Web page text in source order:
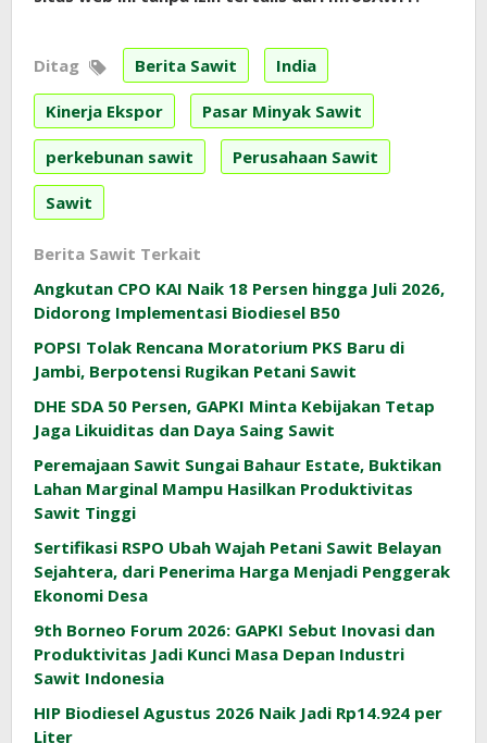
Ditag Berita Sawit India
Kinerja Ekspor Pasar Minyak Sawit
perkebunan sawit Perusahaan Sawit
Sawit
Berita Sawit Terkait
Angkutan CPO KAI Naik 18 Persen hingga Juli 2026,
Didorong Implementasi Biodiesel B50
POPSI Tolak Rencana Moratorium PKS Baru di
Jambi, Berpotensi Rugikan Petani Sawit
DHE SDA 50 Persen, GAPKI Minta Kebijakan Tetap
Jaga Likuiditas dan Daya Saing Sawit
Peremajaan Sawit Sungai Bahaur Estate, Buktikan
Lahan Marginal Mampu Hasilkan Produktivitas
Sawit Tinggi
Sertifikasi RSPO Ubah Wajah Petani Sawit Belayan
Sejahtera, dari Penerima Harga Menjadi Penggerak
Ekonomi Desa
9th Borneo Forum 2026: GAPKI Sebut Inovasi dan
Produktivitas Jadi Kunci Masa Depan Industri
Sawit Indonesia
HIP Biodiesel Agustus 2026 Naik Jadi Rp14.924 per
Liter